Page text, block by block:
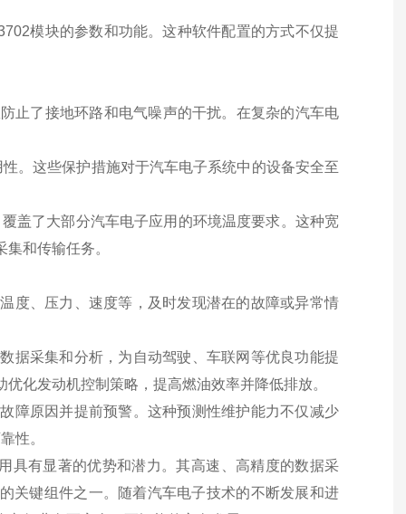
模块的参数和功能。这种软件配置的方式不仅提
止了接地环路和电气噪声的干扰。在复杂的汽车电
。这些保护措施对于汽车电子系统中的设备安全至
盖了大部分汽车电子应用的环境温度要求。这种宽
和传输任务。
度、压力、速度等，及时发现潜在的故障或异常情
据采集和分析，为自动驾驶、车联网等优良功能提
化发动机控制策略，提高燃油效率并降低排放。
障原因并提前预警。这种预测性维护能力不仅减少
性。
具有显著的优势和潜力。其高速、高精度的数据采
关键组件之一。随着汽车电子技术的不断发展和进